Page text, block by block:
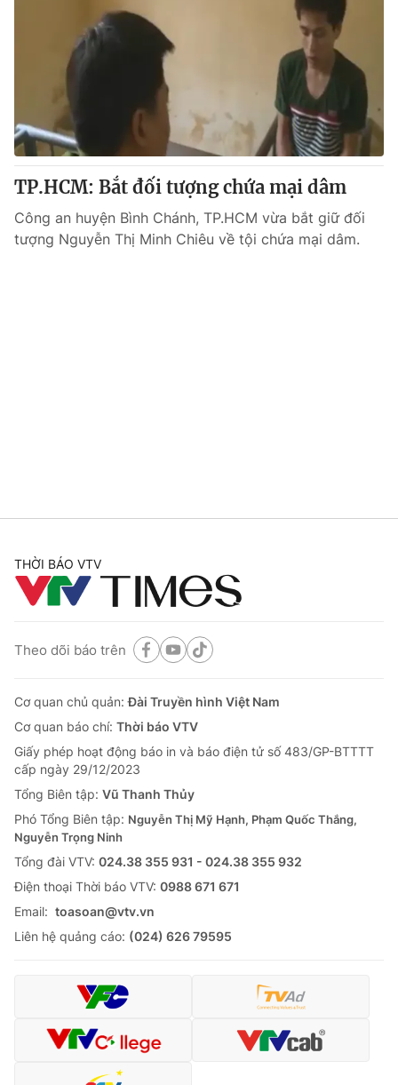
TP.HCM: Bắt đối tượng chứa mại dâm
Công an huyện Bình Chánh, TP.HCM vừa bắt giữ đối
tượng Nguyễn Thị Minh Chiêu về tội chứa mại dâm.
THỜI BÁO VTV
Theo dõi báo trên
Cơ quan chủ quản:Đài Truyền hình Việt Nam
Cơ quan báo chí: Thời báo VTV
Giấy phép hoạt động báo in và báo điện tử số 483/GP-BTTTT
cấp ngày 29/12/2023
Tổng Biên tập: Vũ Thanh Thủy
Phó Tổng Biên tập: Nguyễn Thị Mỹ Hạnh, Phạm Quốc Thắng,
Nguyễn Trọng Ninh
Tổng đài VTV: 024.38 355 931 - 024.38 355 932
Ðiện thoại Thời báo VTV: 0988 671 671
Email: toasoan@vtv.vn
Liên hệ quảng cáo: (024) 626 79595